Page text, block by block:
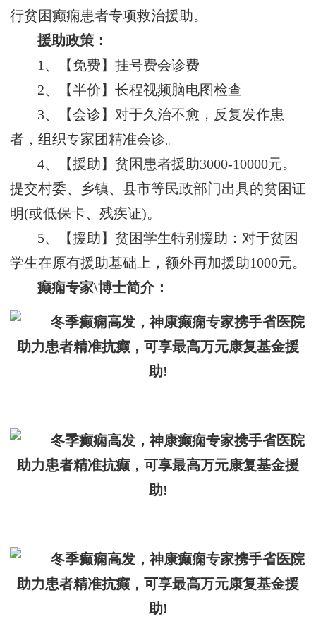
行贫困癫痫患者专项救治援助。
援助政策：
1、【免费】挂号费会诊费
2、【半价】长程视频脑电图检查
3、【会诊】对于久治不愈，反复发作患
者，组织专家团精准会诊。
4、【援助】贫困患者援助3000-10000元。
提交村委、乡镇、县市等民政部门出具的贫困证
明(或低保卡、残疾证)。
5、【援助】贫困学生特别援助：对于贫困
学生在原有援助基础上，额外再加援助1000元。
癫痫专家\博士简介：